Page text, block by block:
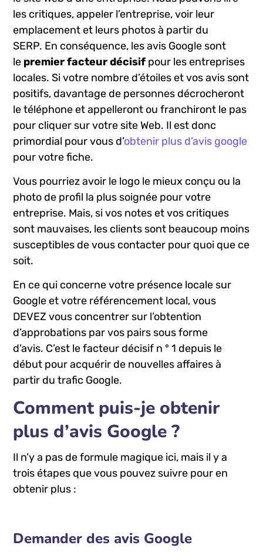
les critiques, appeler l’entreprise, voir leur
emplacement et leurs photos à partir du
SERP. En conséquence, les avis Google sont
le premier facteur décisif pour les entreprises
locales. Si votre nombre d’étoiles et vos avis sont
positifs, davantage de personnes décrocheront
le téléphone et appelleront ou franchiront le pas
pour cliquer sur votre site Web. Il est donc
primordial pour vous d’obtenir plus d’avis google
pour votre fiche.
Vous pourriez avoir le logo le mieux conçu ou la
photo de profil la plus soignée pour votre
entreprise. Mais, si vos notes et vos critiques
sont mauvaises, les clients sont beaucoup moins
susceptibles de vous contacter pour quoi que ce
soit.
En ce qui concerne votre présence locale sur
Google et votre référencement local, vous
DEVEZ vous concentrer sur l’obtention
d’approbations par vos pairs sous forme
d’avis. C’est le facteur décisif n ° 1 depuis le
début pour acquérir de nouvelles affaires à
partir du trafic Google.
Comment puis-je obtenir
plus d’avis Google ?
Il n’y a pas de formule magique ici, mais il y a
trois étapes que vous pouvez suivre pour en
obtenir plus :
Demander des avis Google